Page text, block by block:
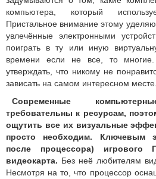
компьютера, который
Пристальное внимание этому
увлечённые электронными
поиграть в ту или иную
времени если не все, то
утверждать, что никому не
зависать на самом интересном месте.
Современные
требовательны к ресурсам,
ощутить все их визуальные
просто необходим.
Ключевым
после процессора) игрового
видеокарта. Без неё любителям
Несмотря на то, что процессор